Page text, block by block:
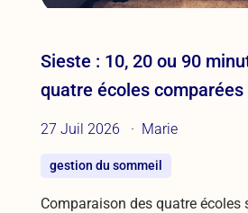
Sieste : 10, 20 ou 90
quatre écoles comparées
27 Juil 2026 Marie
gestion du sommeil
Comparaison des quatre écoles